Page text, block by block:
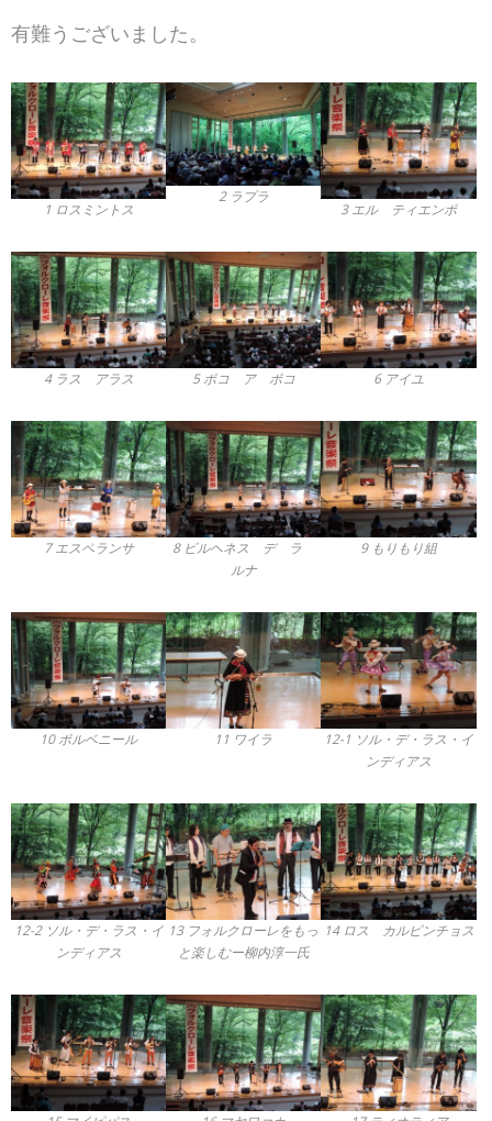
有難うございました。
1 ロスミントス
2 ラプラ
3 エル ティエンポ
4 ラス アラス 5 ポコ ア ポコ 6 アイユ
7 エスペランサ
8 ビルヘネス デ ラ
ルナ
9 もりもり組
10 ポルベニール 11 ワイラ
12-1 ソル・デ・ラス・イ
ンディアス
12-2 ソル・デ・ラス・イ
ンディアス
13 フォルクローレをもっ
と楽しむー柳内淳一氏
14 ロス カルピンチョス